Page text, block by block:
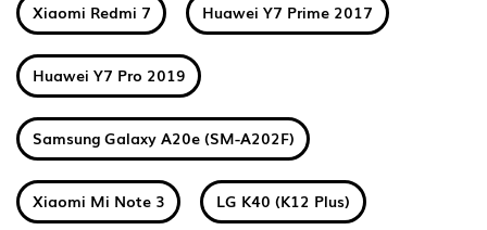
Xiaomi Redmi 7 Huawei Y7 Prime 2017
Huawei Y7 Pro 2019
Samsung Galaxy A20e (SM-A202F)
Xiaomi Mi Note 3 LG K40 (K12 Plus)